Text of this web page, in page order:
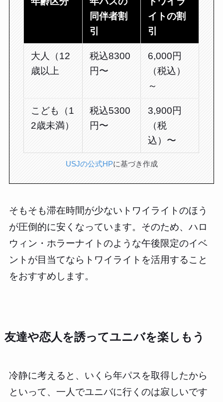
同伴者割
引
イトの割
引
大人（12
歳以上
税込8300
円〜
6,000円
（税込）
～
こども（1
2歳未満）
税込5300
円〜
3,900円
（税
込）〜
USJの公式HPに基づき作成
そもそも滞在時間が少ないトワイライトのほう
が圧倒的に安くなっています。そのため、ハロ
ウィン・ホラーナイトのような午後限定のイベ
ントが目当てならトワイライトを活用すること
をおすすめします。
友達や恋人を誘ってユニバを楽しもう
冷静に考えると、いくら年パスを取得したから
といって、一人でユニバに行くのは寂しいです